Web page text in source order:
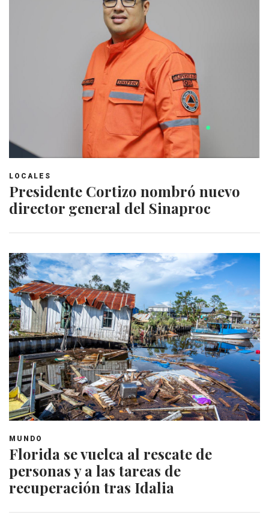
LOCALES
Presidente Cortizo nombró nuevo
director general del Sinaproc
MUNDO
Florida se vuelca al rescate de
personas y a las tareas de
recuperación tras Idalia